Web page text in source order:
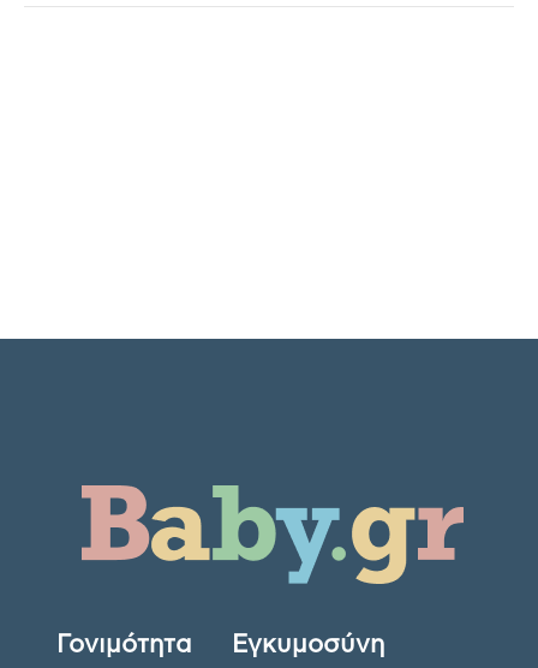
Γονιμότητα Εγκυμοσύνη